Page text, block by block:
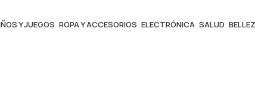
Y JUEGOS ROPA Y ACCESORIOS ELECTRÓNICA SALUD